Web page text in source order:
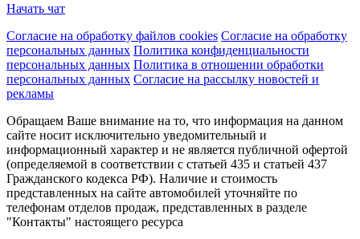
Начать чат
Согласие на обработку файлов cookies Согласие на обработку
персональных данных Политика конфиденциальности
персональных данных Политика в отношении обработки
персональных данных Согласие на рассылку новостей и
рекламы
Обращаем Ваше внимание на то, что информация на данном
сайте носит исключительно уведомительный и
информационный характер и не является публичной офертой
(определяемой в соответствии с статьей 435 и статьей 437
Гражданского кодекса РФ). Наличие и стоимость
представленных на сайте автомобилей уточняйте по
телефонам отделов продаж, представленных в разделе
"Контакты" настоящего ресурса